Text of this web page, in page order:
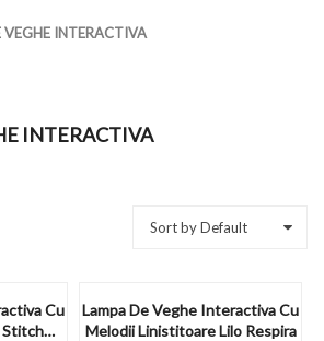
VEGHE INTERACTIVA
INTERACTIVA
Sort by Default
Cu
Stitch
Lampa De Veghe Interactiva Cu
Melodii Linistitoare Lilo Respira